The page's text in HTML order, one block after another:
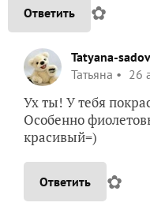
Ответить ✿
Tatyana-
Татьяна
26
Ух ты! У тебя
Особенно
красивый=)
Ответить ✿